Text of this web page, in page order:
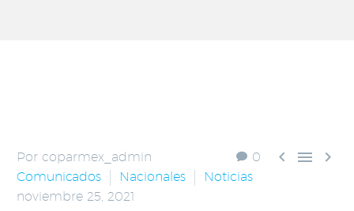
0   
Por coparmex_admin
Comunicados
Nacionales
Noticias
noviembre 25, 2021